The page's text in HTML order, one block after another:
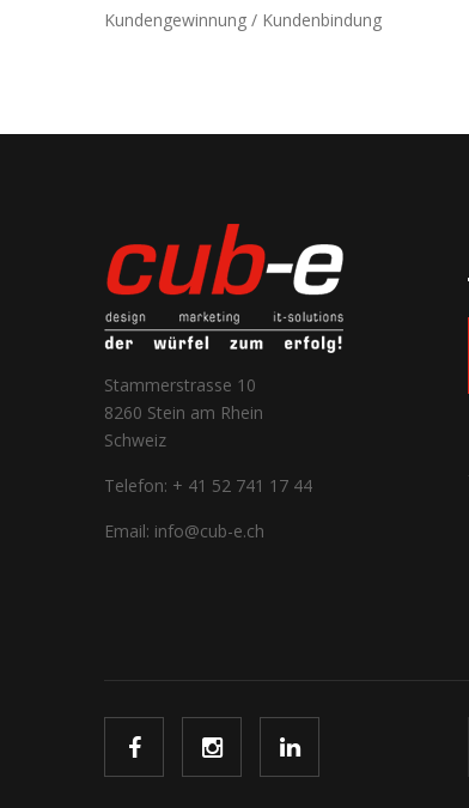
Kundengewinnung / Kundenbindung
Stammerstrasse 10
8260 Stein am Rhein
Schweiz
Telefon: + 41 52 741 17 44
Email: info@cub-e.ch